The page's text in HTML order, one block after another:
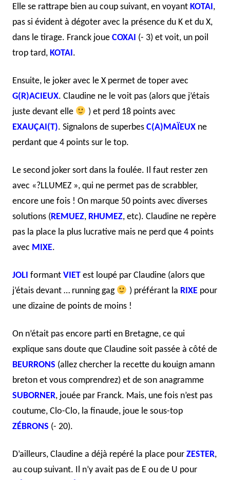
Elle se rattrape bien au coup suivant, en voyant KOTAI,
pas si évident à dégoter avec la présence du K et du X,
dans le tirage. Franck joue COXAI (- 3) et voit, un poil
trop tard, KOTAI.
Ensuite, le joker avec le X permet de toper avec
G(R)ACIEUX. Claudine ne le voit pas (alors que j’étais
juste devant elle
) et perd 18 points avec
EXAUÇAI(T). Signalons de superbes C(A)MAÏEUX ne
perdant que 4 points sur le top.
Le second joker sort dans la foulée. Il faut rester zen
avec «?LLUMEZ », qui ne permet pas de scrabbler,
encore une fois ! On marque 50 points avec diverses
solutions (REMUEZ, RHUMEZ, etc). Claudine ne repère
pas la place la plus lucrative mais ne perd que 4 points
avec MIXE.
JOLI formant VIET est loupé par Claudine (alors que
j’étais devant … running gag
) préférant la RIXE pour
une dizaine de points de moins !
On n’était pas encore parti en Bretagne, ce qui
explique sans doute que Claudine soit passée à côté de
BEURRONS (allez chercher la recette du kouign amann
breton et vous comprendrez) et de son anagramme
SUBORNER, jouée par Franck. Mais, une fois n’est pas
coutume, Clo-Clo, la finaude, joue le sous-top
ZÉBRONS (- 20).
D’ailleurs, Claudine a déjà repéré la place pour ZESTER,
au coup suivant. Il n’y avait pas de E ou de U pour